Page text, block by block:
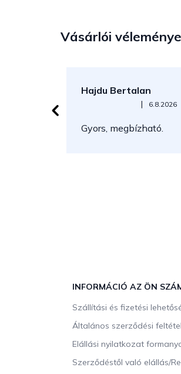
Vásárlói
Hajdu Bertalan
Az áruház értékelése 5-
| 6.8.2026
Gyors, megbízható.
INFORMÁCIÓ AZ ÖN
Szállítási és fizetési
Általános szerződési
Elállási nyilatkozat
Szerződéstől való elállás/